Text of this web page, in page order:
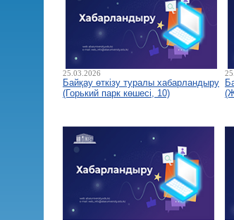
25.03.2026
Байқау өткізу туралы хабарландыру
(Горький парк көшесі, 10)